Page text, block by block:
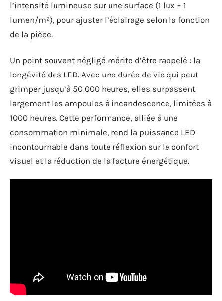
l’intensité lumineuse sur une surface (1 lux = 1
lumen/m²), pour ajuster l’éclairage selon la fonction
de la pièce.
Un point souvent négligé mérite d’être rappelé : la
longévité des LED. Avec une durée de vie qui peut
grimper jusqu’à 50 000 heures, elles surpassent
largement les ampoules à incandescence, limitées à
1000 heures. Cette performance, alliée à une
consommation minimale, rend la puissance LED
incontournable dans toute réflexion sur le confort
visuel et la réduction de la facture énergétique.